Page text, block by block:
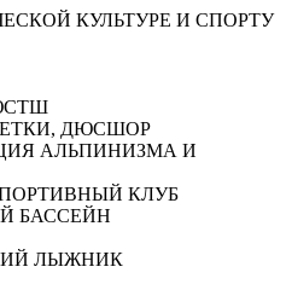
КУЛЬТУРЕ И СПОРТУ
ДЮСШОР
АЛЬПИНИЗМА И
КЛУБ
БАССЕЙН
ЛЫЖНИК